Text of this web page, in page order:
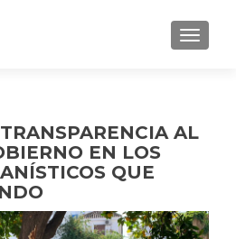
AL
EN LOS
QUE